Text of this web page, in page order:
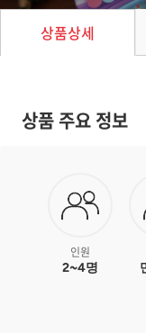
상품상세
상품 주요 정보
인원
2~4명